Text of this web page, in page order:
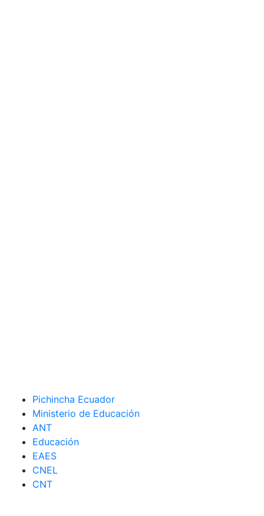
Pichincha Ecuador
Ministerio de Educación
ANT
Educación
EAES
CNEL
CNT